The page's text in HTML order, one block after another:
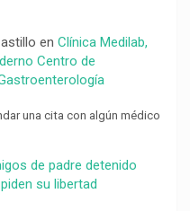
en Clínica Medilab,
Centro de
una cita con algún médico
de padre detenido
su libertad